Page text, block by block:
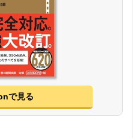
で見る